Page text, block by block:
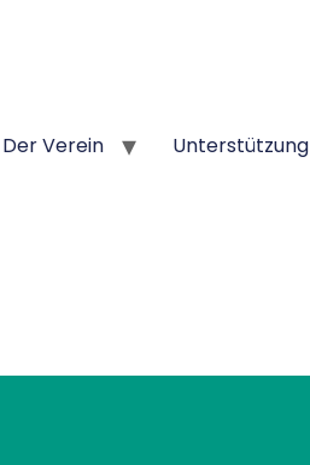
Der Verein
Unterstützung